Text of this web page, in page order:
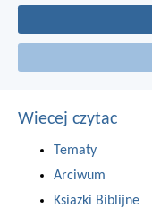
Wiecej czytac
Tematy
Arciwum
Ksiazki Biblijne